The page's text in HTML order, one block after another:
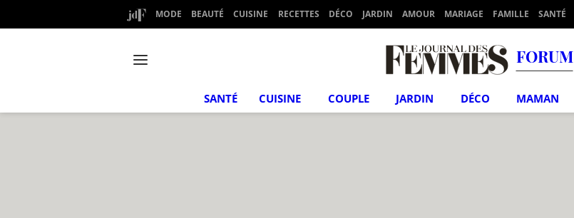
MODE BEAUTÉ CUISINE RECETTES DÉCO JARDIN AMOUR MARIAGE FAMILLE SANTÉ
FORUM
SANTÉ CUISINE COUPLE JARDIN DÉCO MAMAN